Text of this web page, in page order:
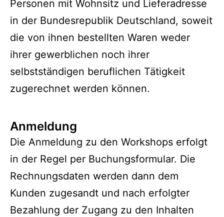
Personen mit Wohnsitz und Lieferadresse
in der Bundesrepublik Deutschland, soweit
die von ihnen bestellten Waren weder
ihrer gewerblichen noch ihrer
selbstständigen beruflichen Tätigkeit
zugerechnet werden können.
Anmeldung
Die Anmeldung zu den Workshops erfolgt
in der Regel per Buchungsformular. Die
Rechnungsdaten werden dann dem
Kunden zugesandt und nach erfolgter
Bezahlung der Zugang zu den Inhalten